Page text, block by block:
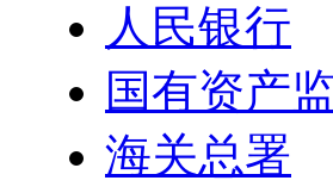
人民银行
国有资产
海关总署